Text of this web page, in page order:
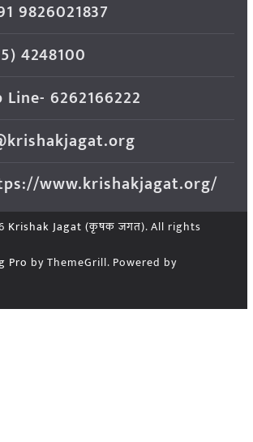
9826021837
4248100
6262166222
www.krishakjagat.org/
Krishak Jagat (कृषक जगत). All rights
Pro by ThemeGrill. Powered by